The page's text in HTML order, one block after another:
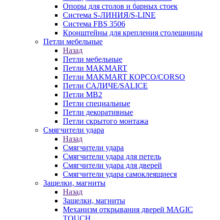
Опоры для столов и барных стоек
Система S-ЛИНИЯ/S-LINE
Система FBS 3506
Кронштейны для крепления столешницы
Петли мебельные
Назад
Петли мебельные
Петли MAKMART
Петли MAKMART КОРСО/CORSO
Петли САЛИЧЕ/SALICE
Петли MB2
Петли специальные
Петли декоративные
Петли скрытого монтажа
Смягчители удара
Назад
Смягчители удара
Смягчители удара для петель
Смягчители удара для дверей
Cмягчители удара самоклеящиеся
Защелки, магниты
Назад
Защелки, магниты
Механизм открывания дверей MAGIC
TOUCH